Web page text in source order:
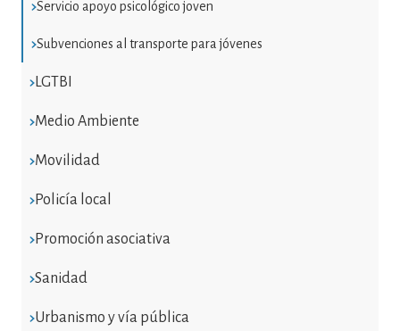
Servicio apoyo psicológico joven
Subvenciones al transporte para jóvenes
LGTBI
Medio Ambiente
Movilidad
Policía local
Promoción asociativa
Sanidad
Urbanismo y vía pública